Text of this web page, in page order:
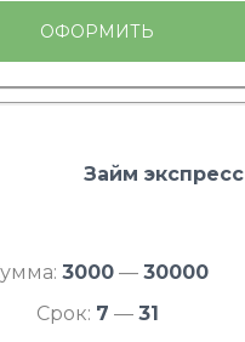
ОФОРМИТЬ
Займ экспресс
3000— 30000
Срок: 7 — 31